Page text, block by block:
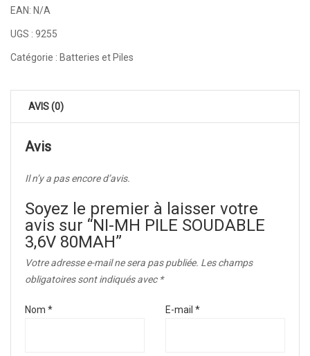
EAN: N/A
UGS : 9255
Catégorie : Batteries et Piles
AVIS (0)
Avis
Il n’y a pas encore d’avis.
Soyez le premier à laisser votre
avis sur “NI-MH PILE SOUDABLE
3,6V 80MAH”
Votre adresse e-mail ne sera pas publiée. Les champs
obligatoires sont indiqués avec *
Nom * E-mail *